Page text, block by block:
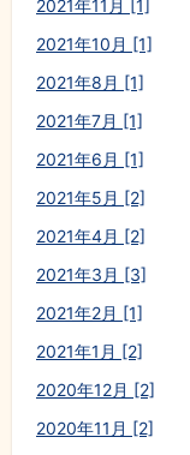
2021年11月 [1]
2021年10月 [1]
2021年8月 [1]
2021年7月 [1]
2021年6月 [1]
2021年5月 [2]
2021年4月 [2]
2021年3月 [3]
2021年2月 [1]
2021年1月 [2]
2020年12月 [2]
2020年11月 [2]